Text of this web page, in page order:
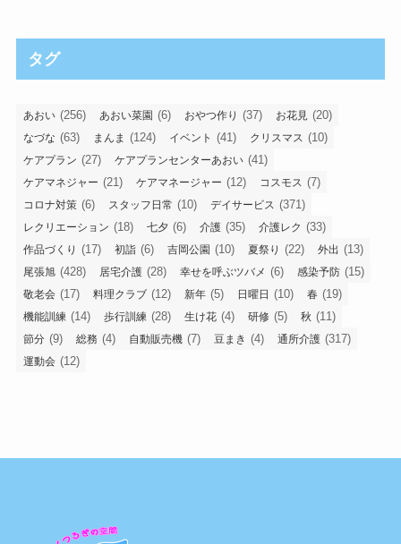
タグ
あおい (256) あおい菜園 (6) おやつ作り (37) お花見 (20)
なづな (63) まんま (124) イベント (41) クリスマス (10)
ケアプラン (27) ケアプランセンターあおい (41)
ケアマネジャー (21) ケアマネージャー (12) コスモス (7)
コロナ対策 (6) スタッフ日常 (10) デイサービス (371)
レクリエーション (18) 七夕 (6) 介護 (35) 介護レク (33)
作品づくり (17) 初詣 (6) 吉岡公園 (10) 夏祭り (22) 外出 (13)
尾張旭 (428) 居宅介護 (28) 幸せを呼ぶツバメ (6) 感染予防 (15)
敬老会 (17) 料理クラブ (12) 新年 (5) 日曜日 (10) 春 (19)
機能訓練 (14) 歩行訓練 (28) 生け花 (4) 研修 (5) 秋 (11)
節分 (9) 総務 (4) 自動販売機 (7) 豆まき (4) 通所介護 (317)
運動会 (12)